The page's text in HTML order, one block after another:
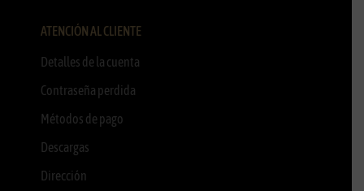
ATENCIÓN AL CLIENTE
Detalles de la cuenta
Contraseña perdida
Métodos de pago
Descargas
Dirección